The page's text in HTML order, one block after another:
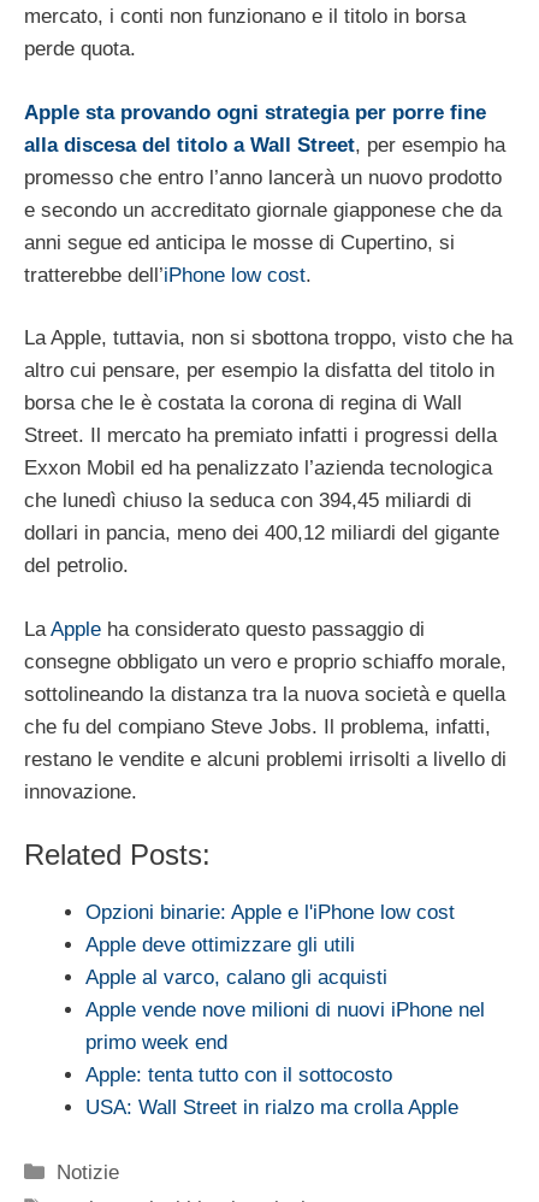
mercato, i conti non funzionano e il titolo in borsa
perde quota.
Apple sta provando ogni strategia per porre fine
alla discesa del titolo a Wall Street, per esempio ha
promesso che entro l’anno lancerà un nuovo prodotto
e secondo un accreditato giornale giapponese che da
anni segue ed anticipa le mosse di Cupertino, si
tratterebbe dell’iPhone low cost.
La Apple, tuttavia, non si sbottona troppo, visto che ha
altro cui pensare, per esempio la disfatta del titolo in
borsa che le è costata la corona di regina di Wall
Street. Il mercato ha premiato infatti i progressi della
Exxon Mobil ed ha penalizzato l’azienda tecnologica
che lunedì chiuso la seduca con 394,45 miliardi di
dollari in pancia, meno dei 400,12 miliardi del gigante
del petrolio.
LaApple ha considerato questo passaggio di
consegne obbligato un vero e proprio schiaffo morale,
sottolineando la distanza tra la nuova società e quella
che fu del compiano Steve Jobs. Il problema, infatti,
restano le vendite e alcuni problemi irrisolti a livello di
innovazione.
Related Posts:
Opzioni binarie: Apple e l'iPhone low cost
Apple deve ottimizzare gli utili
Apple al varco, calano gli acquisti
Apple vende nove milioni di nuovi iPhone nel
primo week end
Apple: tenta tutto con il sottocosto
USA: Wall Street in rialzo ma crolla Apple
Categorie
Notizie